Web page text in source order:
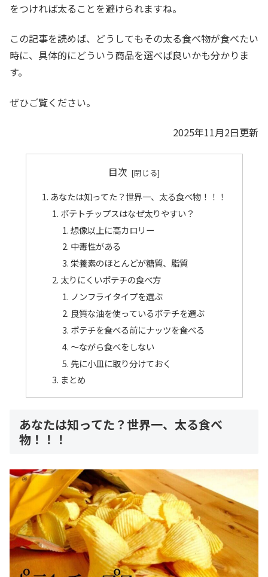
をつければ太ることを避けられますね。
この記事を読めば、どうしてもその太る食べ物が食べたい
時に、具体的にどういう商品を選べば良いかも分かりま
す。
ぜひご覧ください。
2025年11月2日更新
目次
あなたは知ってた？世界一、太る食べ物！！！
ポテトチップスはなぜ太りやすい？
想像以上に高カロリー
中毒性がある
栄養素のほとんどが糖質、脂質
太りにくいポテチの食べ方
ノンフライタイプを選ぶ
良質な油を使っているポテチを選ぶ
ポテチを食べる前にナッツを食べる
〜ながら食べをしない
先に小皿に取り分けておく
まとめ
あなたは知ってた？世界一、太る食べ
物！！！